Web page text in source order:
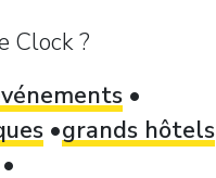
Clock ?
grands hôtels